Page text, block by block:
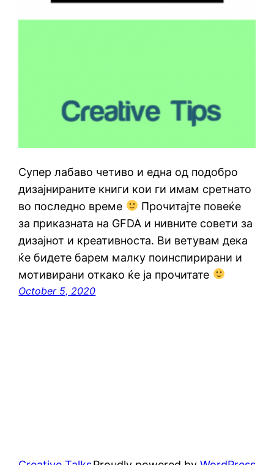
Супер лабаво четиво и една од подобро
дизајнираните книги кои ги имам сретнато
во последно време
Прочитајте повеќе
за приказната на GFDA и нивните совети за
дизајнот и креативноста. Ви ветувам дека
ќе бидете барем малку поинспирирани и
мотивирани откако ќе ја прочитате
October 5, 2020